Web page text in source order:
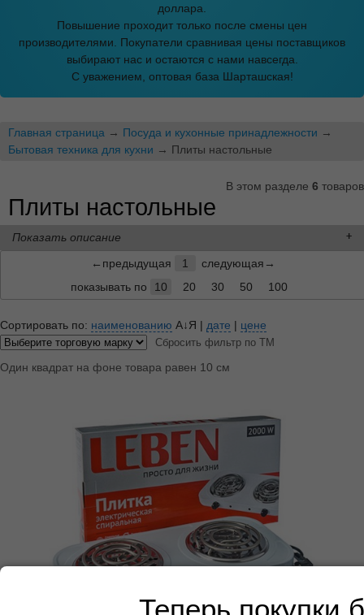
доллара.
Повышение проходит только после смены цен
производителями. Покупатели сравнивая цены поставщиков
выбирают нас и остаются с нами навсегда.
С уважением, оптовая база Шарташская!
Главная страница → Посуда и кухонные принадлежности →
Бытовая техника для кухни → Плиты настольные
В этом разделе 6 товаров
Плиты настольные
Показать описание
←предыдущая
1
следующая→
показывать по
10 20 30 50 100
Сортировать по: наименованию А↓Я | дате | цене
Сбросить фильтр по ТМ
Один квадрат на фоне товара равен 10 см